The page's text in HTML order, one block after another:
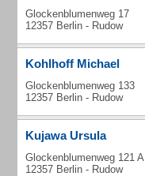
Glockenblumenweg 17
12357 Berlin - Rudow
Kohlhoff Michael
Glockenblumenweg 133
12357 Berlin - Rudow
Kujawa Ursula
Glockenblumenweg 121 A
12357 Berlin - Rudow